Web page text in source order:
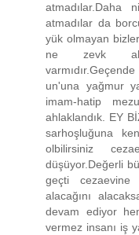
atmadılar.Daha
atmadılar da
yük olmayan
ne zevk
un'una yağmur
imam-hatip
ahlaklandık. EY
sarhoşluğuna
olbilirsiniz
düşüyor.Değerli
geçti cezaevine
alacağını
devam ediyor
vermez insanı iş